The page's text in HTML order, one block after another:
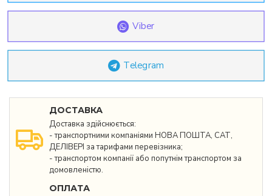
ДОСТАВКА
Доставка здійснюється:
- транспортними компаніями НОВА ПОШТА, САТ,
ДЕЛІВЕРІ за тарифами перевізника;
- транспортом компанії або попутнім транспортом за
домовленістю.
ОПЛАТА
Viber
Telegram